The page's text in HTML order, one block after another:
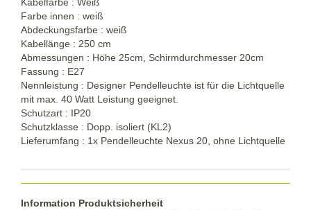
Farbe innen : weiß
Abdeckungsfarbe : weiß
Kabellänge : 250 cm
Abmessungen : Höhe 25cm, Schirmdurchmesser 20cm
Fassung : E27
Nennleistung : Designer Pendelleuchte ist für die Lichtquelle
mit max. 40 Watt Leistung geeignet.
Schutzart : IP20
Schutzklasse : Dopp. isoliert (KL2)
Lieferumfang : 1x Pendelleuchte Nexus 20, ohne Lichtquelle
Information Produktsicherheit